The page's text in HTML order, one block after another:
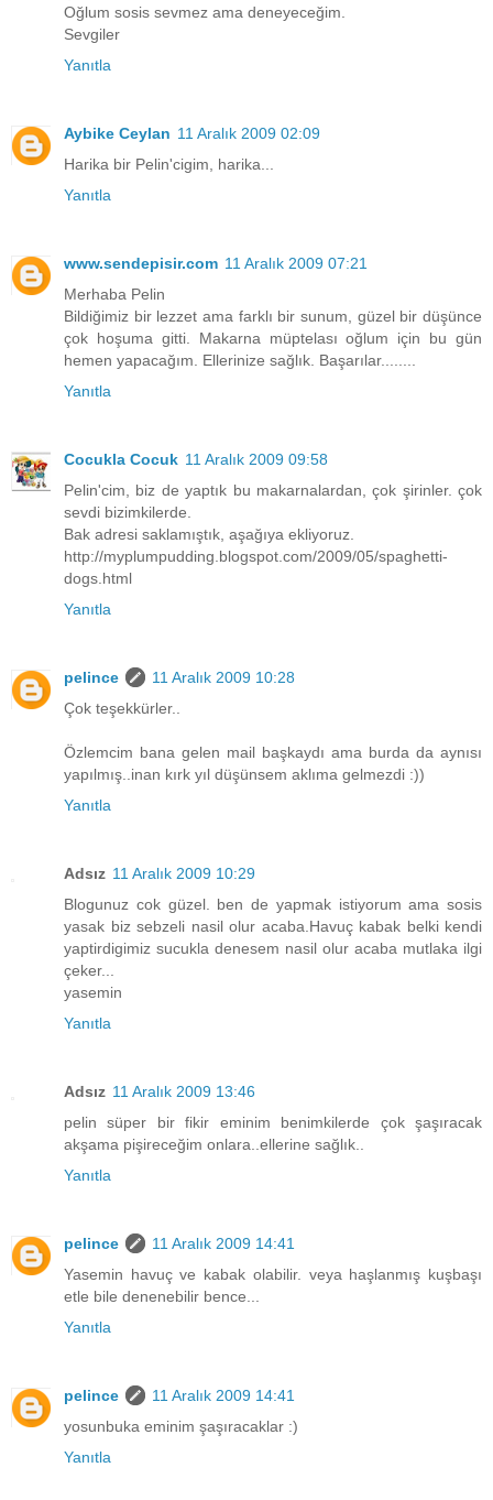
Oğlum sosis sevmez ama deneyeceğim.
Sevgiler
Yanıtla
Aybike Ceylan 11 Aralık 2009 02:09
Harika bir Pelin'cigim, harika...
Yanıtla
www.sendepisir.com 11 Aralık 2009 07:21
Merhaba Pelin
Bildiğimiz bir lezzet ama farklı bir sunum, güzel bir düşünce
çok hoşuma gitti. Makarna müptelası oğlum için bu gün
hemen yapacağım. Ellerinize sağlık. Başarılar........
Yanıtla
Cocukla Cocuk 11 Aralık 2009 09:58
Pelin'cim, biz de yaptık bu makarnalardan, çok şirinler. çok
sevdi bizimkilerde.
Bak adresi saklamıştık, aşağıya ekliyoruz.
http://myplumpudding.blogspot.com/2009/05/spaghetti-
dogs.html
Yanıtla
pelince
11 Aralık 2009 10:28
Çok teşekkürler..
Özlemcim bana gelen mail başkaydı ama burda da aynısı
yapılmış..inan kırk yıl düşünsem aklıma gelmezdi :))
Yanıtla
Adsız 11 Aralık 2009 10:29
Blogunuz cok güzel. ben de yapmak istiyorum ama sosis
yasak biz sebzeli nasil olur acaba.Havuç kabak belki kendi
yaptirdigimiz sucukla denesem nasil olur acaba mutlaka ilgi
çeker...
yasemin
Yanıtla
Adsız 11 Aralık 2009 13:46
pelin süper bir fikir eminim benimkilerde çok şaşıracak
akşama pişireceğim onlara..ellerine sağlık..
Yanıtla
pelince
11 Aralık 2009 14:41
Yasemin havuç ve kabak olabilir. veya haşlanmış kuşbaşı
etle bile denenebilir bence...
Yanıtla
pelince
11 Aralık 2009 14:41
yosunbuka eminim şaşıracaklar :)
Yanıtla